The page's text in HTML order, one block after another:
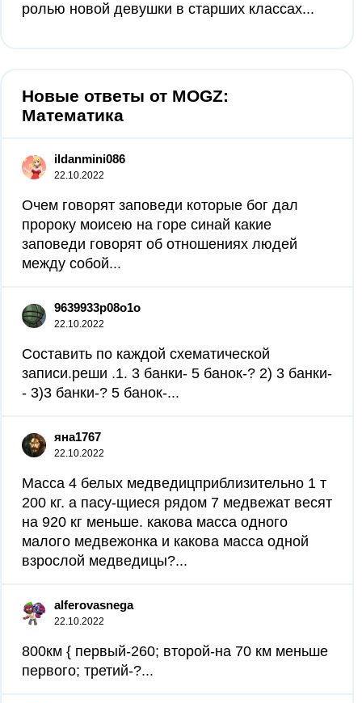
ролью новой девушки в старших классах...
Новые ответы от MOGZ:
Математика
ildanmini086
22.10.2022
Очем говорят заповеди которые бог дал
пророку моисею на горе синай какие
заповеди говорят об отношениях людей
между собой...
9639933p08o1o
22.10.2022
Составить по каждой схематической
записи.реши .1. 3 банки- 5 банок-? 2) 3 банки-
- 3)3 банки-? 5 банок-...
яна1767
22.10.2022
Масса 4 белых медведицприблизительно 1 т
200 кг. а пасу-щиеся рядом 7 медвежат весят
на 920 кг меньше. какова масса одного
малого медвежонка и какова масса одной
взрослой медведицы?...
alferovasnega
22.10.2022
800км { первый-260; второй-на 70 км меньше
первого; третий-?...